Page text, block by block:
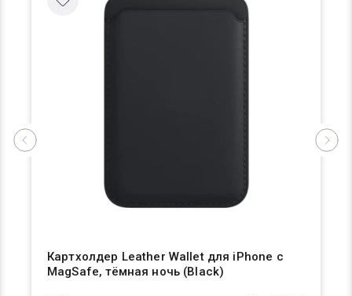
Картхолдер Leather Wallet для iPhone с
MagSafe, тёмная ночь (Black)